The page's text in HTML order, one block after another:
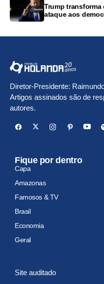
Trump
ataque aos
Diretor-Presidente:
Artigos assinados são de
autores.
Fique por dentro
Capa
Amazonas
Famosos & TV
Brasil
Economia
Geral
Site auditado